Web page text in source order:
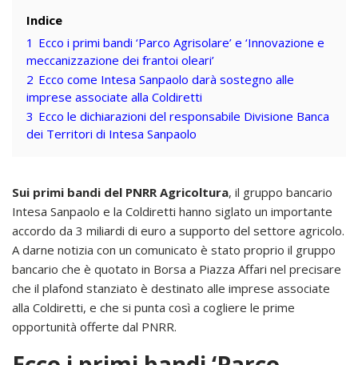
Indice
1 Ecco i primi bandi ‘Parco Agrisolare’ e ‘Innovazione e
meccanizzazione dei frantoi oleari’
2 Ecco come Intesa Sanpaolo darà sostegno alle
imprese associate alla Coldiretti
3 Ecco le dichiarazioni del responsabile Divisione Banca
dei Territori di Intesa Sanpaolo
Sui primi bandi del PNRR Agricoltura, il gruppo bancario
Intesa Sanpaolo e la Coldiretti hanno siglato un importante
accordo da 3 miliardi di euro a supporto del settore agricolo.
A darne notizia con un comunicato è stato proprio il gruppo
bancario che è quotato in Borsa a Piazza Affari nel precisare
che il plafond stanziato è destinato alle imprese associate
alla Coldiretti, e che si punta così a cogliere le prime
opportunità offerte dal PNRR.